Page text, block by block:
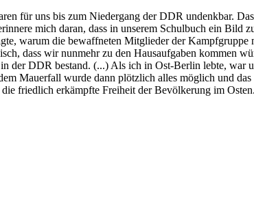
für uns bis zum Niedergang der DDR undenkbar.
mich daran, dass in unserem Schulbuch ein
warum die bewaffneten Mitglieder der
dass wir nunmehr zu den Hausaufgaben kommen
der DDR bestand. (...) Als ich in Ost-Berlin lebte, war
Mauerfall wurde dann plötzlich alles möglich und
friedlich erkämpfte Freiheit der Bevölkerung im